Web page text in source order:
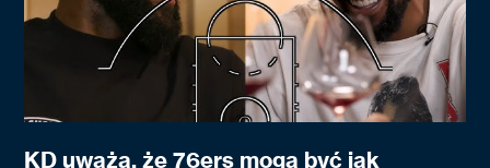
KD uważa, że 76ers mogą być jak